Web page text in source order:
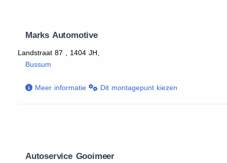
Marks Automotive
Landstraat 87 , 1404 JH,
Bussum
Meer informatie Dit montagepunt kiezen
Autoservice Gooimeer